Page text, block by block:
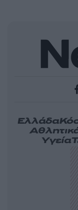
Ελλάδα
Υγεία